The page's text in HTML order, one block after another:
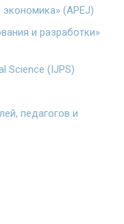
(APEJ)
и разработки»
Science (IJPS)
педагогов и